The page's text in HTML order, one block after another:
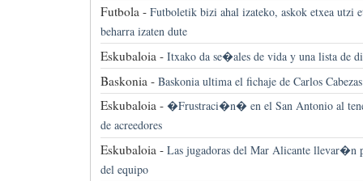
Futbola - Futboletik bizi ahal izateko, askok etxea utzi
beharra izaten dute
Eskubaloia - Itxako da se�ales de vida y una lista de
Baskonia - Baskonia ultima el fichaje de Carlos Cabezas
Eskubaloia - �Frustraci�n� en el San Antonio al
de acreedores
Eskubaloia - Las jugadoras del Mar Alicante llevar�n
del equipo